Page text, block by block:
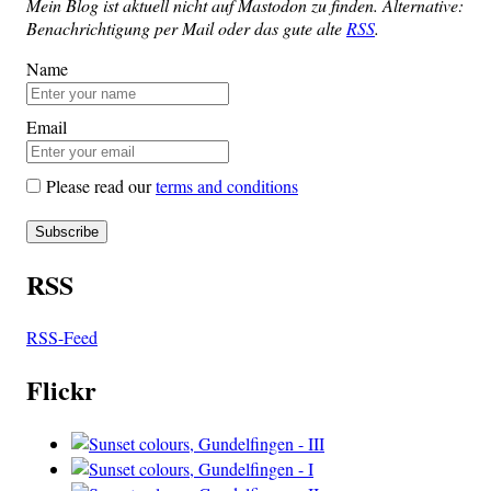
Benach­rich­ti­gung per Mail oder das gute alte RSS.
Name
Email
Please read ourterms and conditions
RSS
RSS-Feed
Flickr